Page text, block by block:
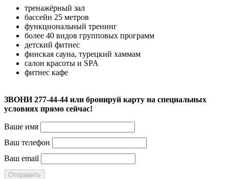
тренажёрный зал
бассейн 25 метров
функциональный тренинг
более 40 видов групповых программ
детский фитнес
финская сауна, турецкий хаммам
салон красоты и SPA
фитнес кафе
ЗВОНИ 277-44-44 или бронируй карту на специальных
условиях прямо сейчас!
Ваше имя
Ваш телефон
Ваш email
Отправить